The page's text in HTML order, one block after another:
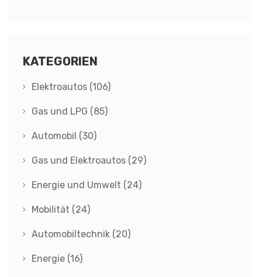
KATEGORIEN
Elektroautos (106)
Gas und LPG (85)
Automobil (30)
Gas und Elektroautos (29)
Energie und Umwelt (24)
Mobilität (24)
Automobiltechnik (20)
Energie (16)